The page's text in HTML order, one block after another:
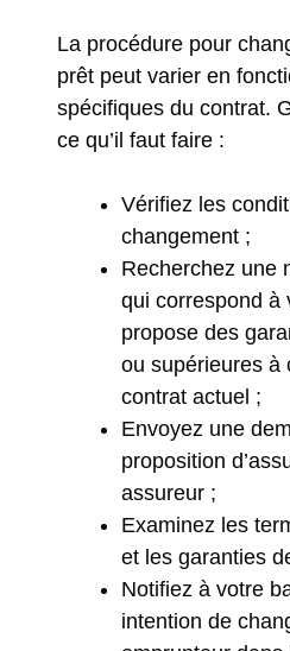
La procédure pour
prêt peut varier en
spécifiques du contrat.
ce qu’il faut faire :
Vérifiez les
changement ;
Recherchez une
qui correspond à
propose des
ou supérieures à
contrat actuel ;
Envoyez une
proposition
assureur ;
Examinez les
et les garanties
Notifiez à votre
intention de